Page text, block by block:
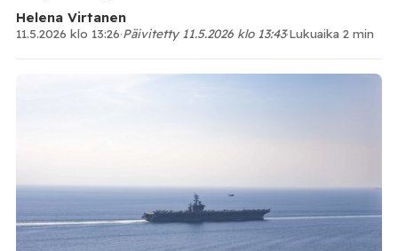
Helena Virtanen
11.5.2026 klo 13:26·Päivitetty 11.5.2026 klo 13:43·Lukuaika 2 min